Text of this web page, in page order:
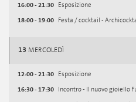
16:00 - 21:30 Esposizione
18:00 - 19:00 Festa / cocktail -
13 MERCOLEDÌ
12:00 - 21:30 Esposizione
16:30 - 17:30 Incontro - Il nuovo gioiello